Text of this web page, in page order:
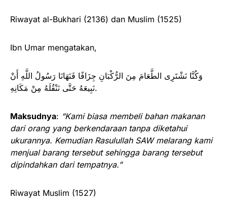
Riwayat al-Bukhari (2136) dan Muslim (1525)
Ibn Umar mengatakan,
وَكُنَّا نَشْتَرِى الطَّعَامَ مِنَ الرُّكْبَانِ جِزَافًا فَنَهَانَا رَسُولُ اللَّهِ أَنْ
نَبِيعَهُ حَتَّى نَنْقُلَهُ مِنْ مَكَانِهِ.
Maksudnya: “Kami biasa membeli bahan makanan
dari orang yang berkendaraan tanpa diketahui
ukurannya. Kemudian Rasulullah SAW melarang kami
menjual barang tersebut sehingga barang tersebut
dipindahkan dari tempatnya.”
Riwayat Muslim (1527)